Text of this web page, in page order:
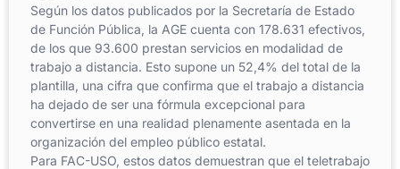
Según los datos publicados por la Secretaría de Estado
de Función Pública, la AGE cuenta con 178.631 efectivos,
de los que 93.600 prestan servicios en modalidad de
trabajo a distancia. Esto supone un 52,4% del total de la
plantilla, una cifra que confirma que el trabajo a distancia
ha dejado de ser una fórmula excepcional para
convertirse en una realidad plenamente asentada en la
organización del empleo público estatal.
Para FAC-USO, estos datos demuestran que el teletrabajo